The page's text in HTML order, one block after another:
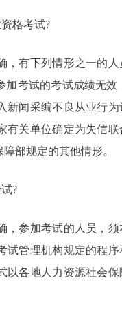
格考试?
，有下列情形之一的
加考试的考试成绩无
闻采编不良从业行
关单位确定为失信
部规定的其他情形。
?
，参加考试的人员，
试管理机构规定的程
以各地人力资源社会